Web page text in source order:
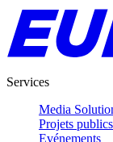
Services
Media
Projets
Evénements